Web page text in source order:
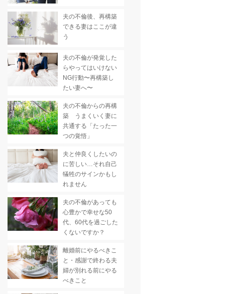
夫の不倫後、再構築
できる妻はここが違
う
夫の不倫が発覚した
らやってはいけない
NG行動〜再構築し
たい妻へ〜
夫の不倫からの再構
築 うまくいく妻に
共通する「たった一
つの覚悟」
夫と仲良くしたいの
に苦しい…それ自己
犠牲のサインかもし
れません
夫の不倫があっても
心豊かで幸せな50
代、60代を過ごした
くないですか？
離婚前にやるべきこ
と・感謝で終わる夫
婦が別れる前にやる
べきこと